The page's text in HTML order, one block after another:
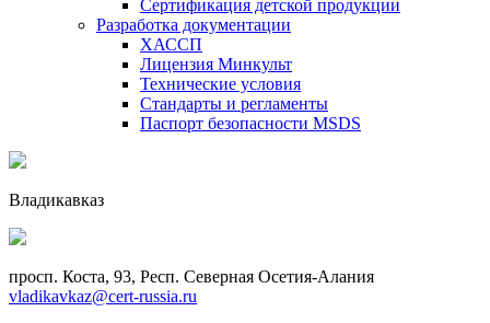
Сертификация детской продукции
Разработка документации
ХАССП
Лицензия Минкульт
Технические условия
Стандарты и регламенты
Паспорт безопасности MSDS
Владикавказ
просп. Коста, 93, Респ. Северная Осетия-Алания
vladikavkaz@cert-russia.ru